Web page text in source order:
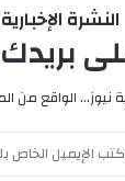
النشرة الإخبارية
نيوز... الواقع من